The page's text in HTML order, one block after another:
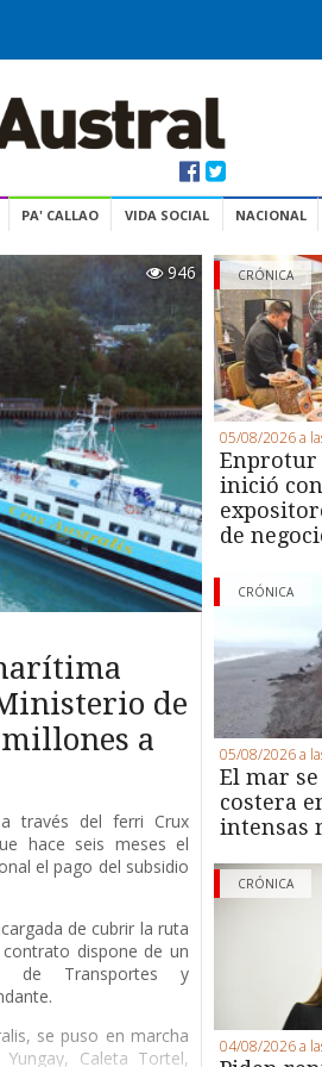
PA' CALLAO VIDA SOCIAL NACIONAL
946
de
a
través del ferri Crux
hace seis meses el
el pago del subsidio
de cubrir la ruta
dispone de un
de Transportes y
se puso en marcha
Caleta Tortel,
CRÓNICA
05/08/2026 a
Enprotur
inició
de
CRÓNICA
05/08/2026 a
El mar
costera
intensas
CRÓNICA
04/08/2026 a